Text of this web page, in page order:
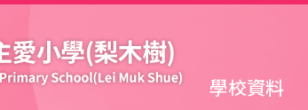
學校資料